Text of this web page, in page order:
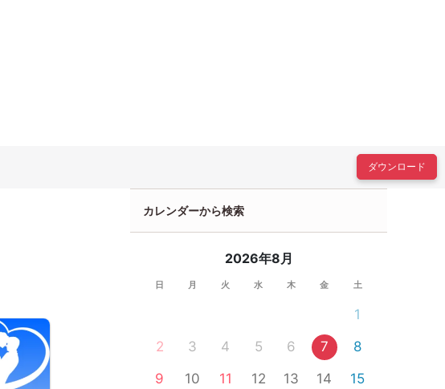
ダウンロード
カレンダーから検索
2026年8月
日 月 火 水 木 金 土
1
2
3 4 5 6 7
8
9
10 11 12 13 14
15